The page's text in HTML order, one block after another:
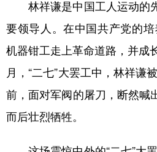
林祥谦是中国工人运动的先
要领导人。在中国共产党的
机器钳工走上革命道路，并成
月，“二七”大罢工中，林祥谦
前，面对军阀的屠刀，断然喊
而后壮烈牺牲。